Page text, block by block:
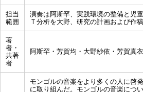
担当
範囲
演奏は阿斯罕、実践環境の整備と児
Ｔ分析を大野、研究の計画および作
著
者・
共著
者
阿斯罕・芳賀均・大野紗依・芳賀真衣
モンゴルの音楽をより多くの人に啓
に取り組んだ。モンゴルの音楽につ